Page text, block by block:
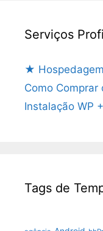
Serviços
★
Como Comprar
Instalação WP
Tags de